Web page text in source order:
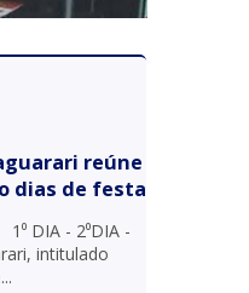
reúne
dias de festa
1⁰ DIA - 2⁰DIA -
intitulado